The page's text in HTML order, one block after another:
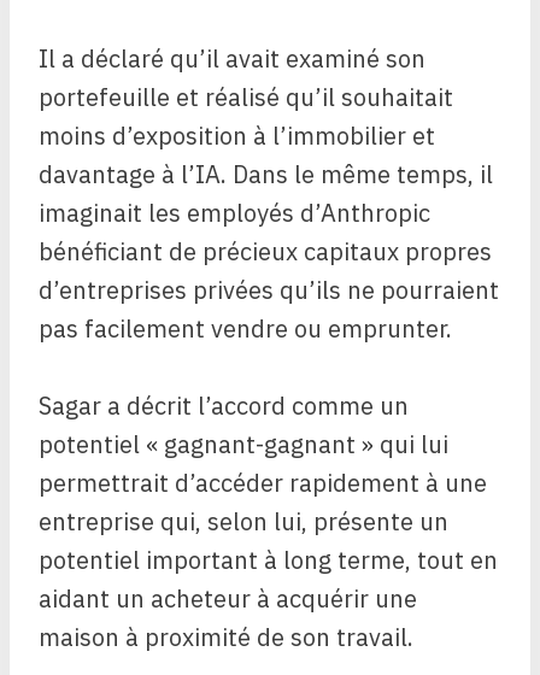
Il a déclaré qu’il avait examiné son
portefeuille et réalisé qu’il souhaitait
moins d’exposition à l’immobilier et
davantage à l’IA. Dans le même temps, il
imaginait les employés d’Anthropic
bénéficiant de précieux capitaux propres
d’entreprises privées qu’ils ne pourraient
pas facilement vendre ou emprunter.
Sagar a décrit l’accord comme un
potentiel « gagnant-gagnant » qui lui
permettrait d’accéder rapidement à une
entreprise qui, selon lui, présente un
potentiel important à long terme, tout en
aidant un acheteur à acquérir une
maison à proximité de son travail.